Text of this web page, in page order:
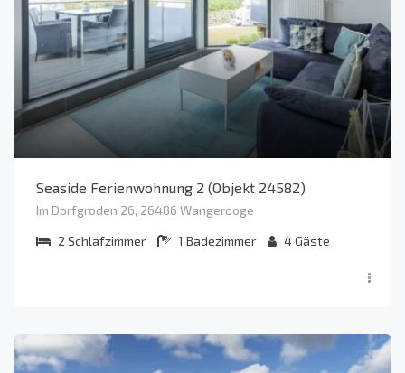
Seaside Ferienwohnung 2 (Objekt 24582)
Im Dorfgroden 26, 26486 Wangerooge
2 Schlafzimmer 1 Badezimmer 4Gäste